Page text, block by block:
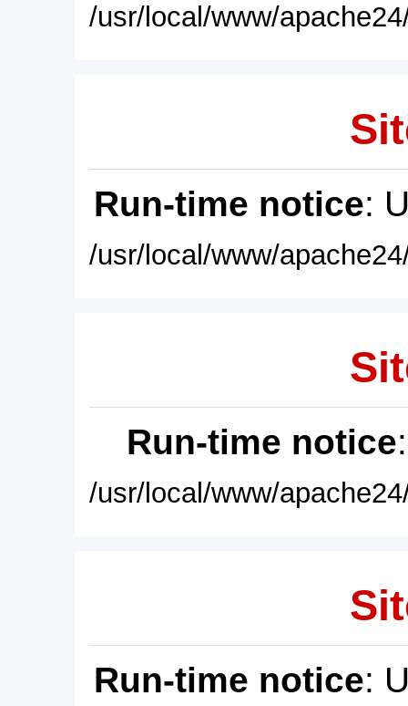
/usr/local/www/
Run-time notice:
/usr/local/www/
Run-time notice
/usr/local/www/
Run-time notice: